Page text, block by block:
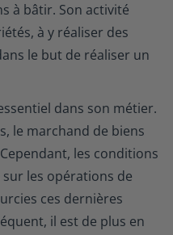
à bâtir. Son activité
à y réaliser des
le but de réaliser un
dans son métier.
le marchand de biens
les conditions
les opérations de
ces dernières
il est de plus en